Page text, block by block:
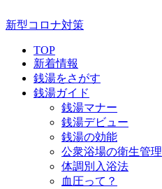
新型コロナ対策
TOP
新着情報
銭湯をさがす
銭湯ガイド
銭湯マナー
銭湯デビュー
銭湯の効能
公衆浴場の衛生管理
体調別入浴法
血圧って？